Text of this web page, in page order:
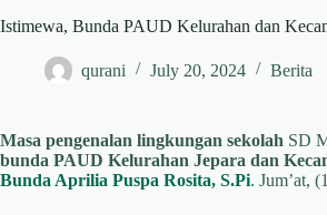
Istimewa, Bunda PAUD Kelurahan dan
qurani July 20, 2024 Berita
Masa pengenalan lingkungan sekolah SD
bunda PAUD Kelurahan Jepara dan
Bunda Aprilia Puspa Rosita, S.Pi. Jum’at,